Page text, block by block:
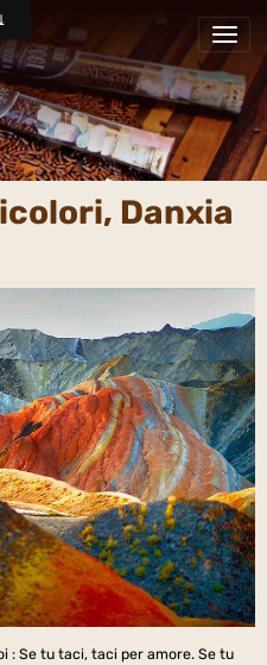
Danxia
: Se tu taci, taci per amore. Se tu